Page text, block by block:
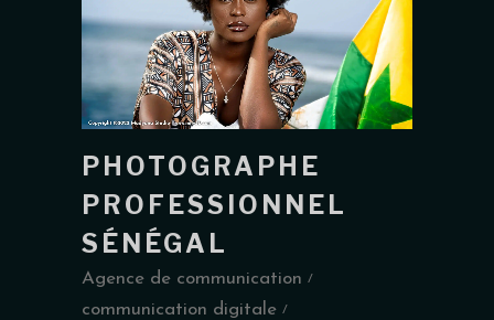
PHOTOGRAPHE
PROFESSIONNEL
SÉNÉGAL
Agence de communication
communication digitale